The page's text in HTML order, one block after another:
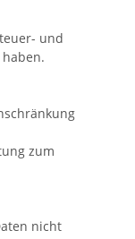
und
zum
nicht